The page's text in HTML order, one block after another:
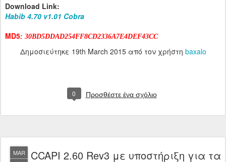
Download Link:
Habib 4.70 v1.01 Cobra
MD5: 30BD5DDAD254FF8CD2336A7E4DEF43CC
Δημοσιεύτηκε 19th March 2015από τον χρήστη baxalo
0 Προσθέστε ένα σχόλιο
MAR CCAPI 2.60 Rev3 με υποστήριξη για τα